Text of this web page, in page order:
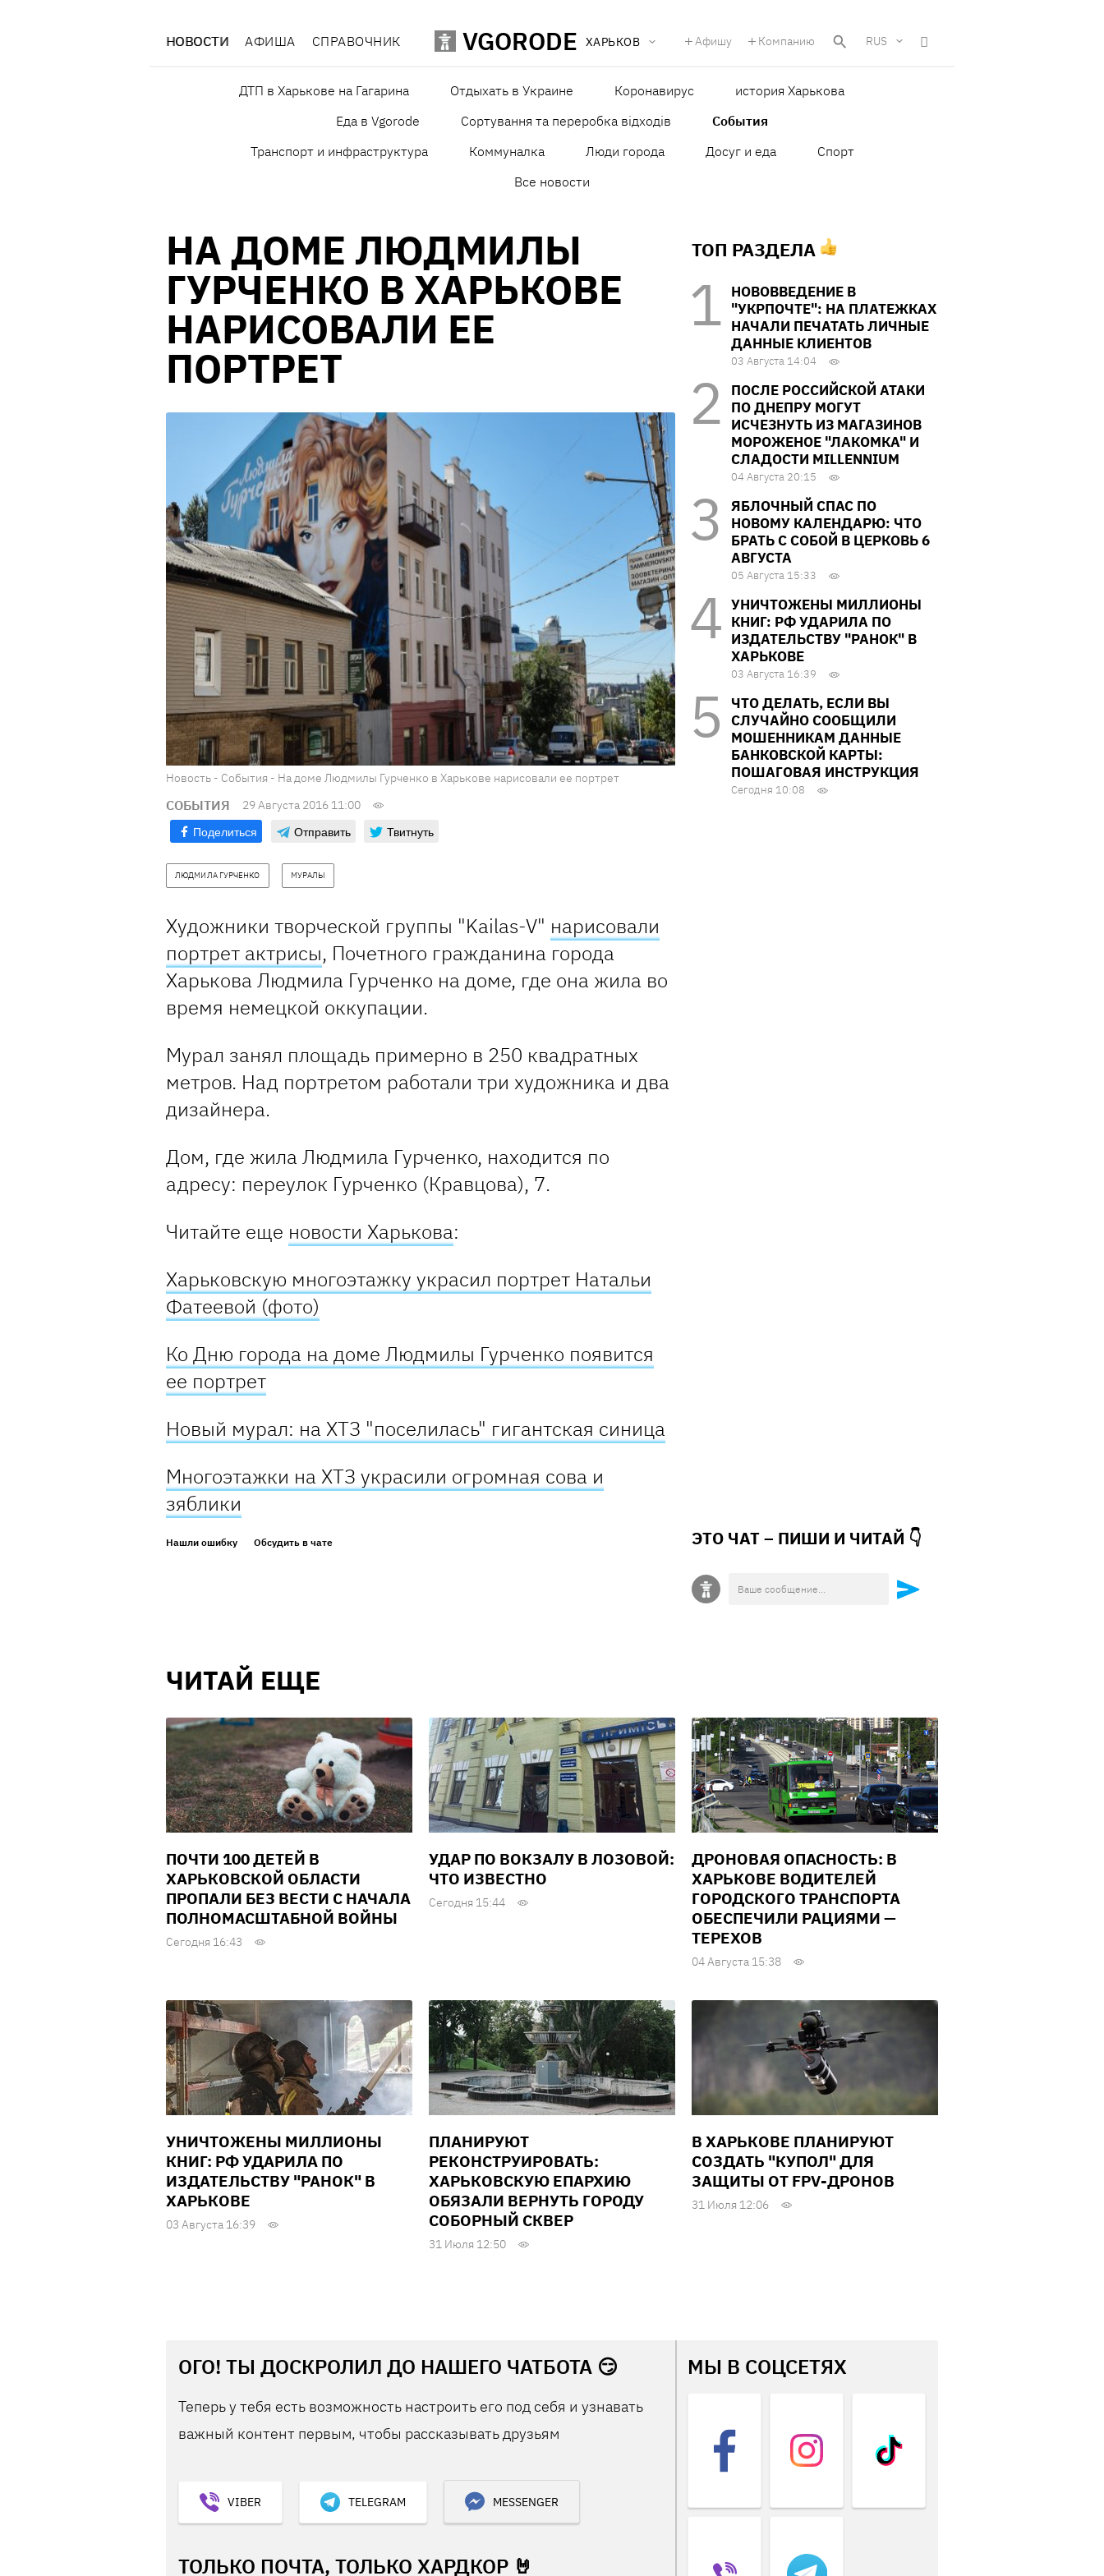
НОВОСТИ АФИША СПРАВОЧНИК VGORODE ХАРЬКОВ Афишу Компанию RUS
ДТП в Харькове на Гагарина Отдыхать в Украине Коронавирус
история Харькова
Еда в Vgorode
Сортування та переробка відходів
События
Транспорт и инфраструктура
Коммуналка Люди города Досуг и еда
Спорт
Все новости
НА ДОМЕ ЛЮДМИЛЫ
ГУРЧЕНКО В ХАРЬКОВЕ
НАРИСОВАЛИ ЕЕ
ПОРТРЕТ
Новость - События - На доме Людмилы Гурченко в Харькове нарисовали ее портрет
СОБЫТИЯ 29 Августа 2016 11:00
Поделиться Отправить Твитнуть
ЛЮДМИЛА ГУРЧЕНКО МУРАЛЫ
Художники творческой группы "Kailas-V" нарисовали
портрет актрисы, Почетного гражданина города
Харькова Людмила Гурченко на доме, где она жила во
время немецкой оккупации.
Мурал занял площадь примерно в 250 квадратных
метров. Над портретом работали три художника и два
дизайнера.
Дом, где жила Людмила Гурченко, находится по
адресу: переулок Гурченко (Кравцова), 7.
Читайте еще новости Харькова:
Харьковскую многоэтажку украсил портрет Натальи
Фатеевой (фото)
Ко Дню города на доме Людмилы Гурченко появится
ее портрет
Новый мурал: на ХТЗ "поселилась" гигантская синица
Многоэтажки на ХТЗ украсили огромная сова и
зяблики
Нашли ошибку Обсудить в чате
ТОП РАЗДЕЛА
НОВОВВЕДЕНИЕ В
"УКРПОЧТЕ": НА ПЛАТЕЖКАХ
НАЧАЛИ ПЕЧАТАТЬ ЛИЧНЫЕ
ДАННЫЕ КЛИЕНТОВ
03 Августа 14:04
ПОСЛЕ РОССИЙСКОЙ АТАКИ
ПО ДНЕПРУ МОГУТ
ИСЧЕЗНУТЬ ИЗ МАГАЗИНОВ
МОРОЖЕНОЕ "ЛАКОМКА" И
СЛАДОСТИ MILLENNIUM
04 Августа 20:15
ЯБЛОЧНЫЙ СПАС ПО
НОВОМУ КАЛЕНДАРЮ: ЧТО
БРАТЬ С СОБОЙ В ЦЕРКОВЬ 6
АВГУСТА
05 Августа 15:33
УНИЧТОЖЕНЫ МИЛЛИОНЫ
КНИГ: РФ УДАРИЛА ПО
ИЗДАТЕЛЬСТВУ "РАНОК" В
ХАРЬКОВЕ
03 Августа 16:39
ЧТО ДЕЛАТЬ, ЕСЛИ ВЫ
СЛУЧАЙНО СООБЩИЛИ
МОШЕННИКАМ ДАННЫЕ
БАНКОВСКОЙ КАРТЫ:
ПОШАГОВАЯ ИНСТРУКЦИЯ
Сегодня 10:08
ЭТО ЧАТ – ПИШИ И ЧИТАЙ 👇
ЧИТАЙ ЕЩЕ
ПОЧТИ 100 ДЕТЕЙ В
ХАРЬКОВСКОЙ ОБЛАСТИ
ПРОПАЛИ БЕЗ ВЕСТИ С НАЧАЛА
ПОЛНОМАСШТАБНОЙ ВОЙНЫ
Сегодня 16:43
УДАР ПО ВОКЗАЛУ В ЛОЗОВОЙ:
ЧТО ИЗВЕСТНО
Сегодня 15:44
ДРОНОВАЯ ОПАСНОСТЬ: В
ХАРЬКОВЕ ВОДИТЕЛЕЙ
ГОРОДСКОГО ТРАНСПОРТА
ОБЕСПЕЧИЛИ РАЦИЯМИ —
ТЕРЕХОВ
04 Августа 15:38
УНИЧТОЖЕНЫ МИЛЛИОНЫ
КНИГ: РФ УДАРИЛА ПО
ИЗДАТЕЛЬСТВУ "РАНОК" В
ХАРЬКОВЕ
03 Августа 16:39
ПЛАНИРУЮТ
РЕКОНСТРУИРОВАТЬ:
ХАРЬКОВСКУЮ ЕПАРХИЮ
ОБЯЗАЛИ ВЕРНУТЬ ГОРОДУ
СОБОРНЫЙ СКВЕР
31 Июля 12:50
В ХАРЬКОВЕ ПЛАНИРУЮТ
СОЗДАТЬ "КУПОЛ" ДЛЯ
ЗАЩИТЫ ОТ FPV-ДРОНОВ
31 Июля 12:06
ОГО! ТЫ ДОСКРОЛИЛ ДО НАШЕГО ЧАТБОТА 😏
Теперь у тебя есть возможность настроить его под себя и узнавать
важный контент первым, чтобы рассказывать друзьям
VIBER TELEGRAM MESSENGER
ТОЛЬКО ПОЧТА, ТОЛЬКО ХАРДКОР 🤘
МЫ В СОЦСЕТЯХ